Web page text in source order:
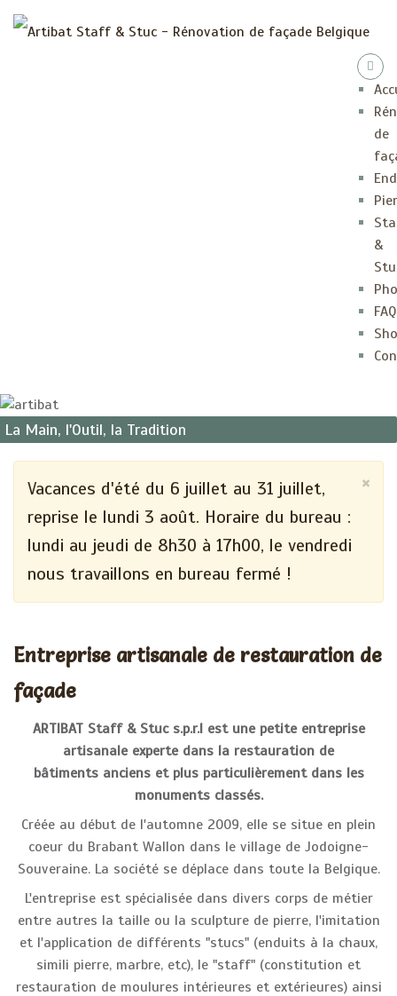
de
&
FAQ
La Main, l'Outil, la Tradition
×
Vacances d'été du 6 juillet au 31 juillet,
reprise le lundi 3 août. Horaire du bureau :
lundi au jeudi de 8h30 à 17h00, le vendredi
nous travaillons en bureau fermé !
Entreprise artisanale de restauration de
façade
ARTIBAT Staff & Stuc s.p.r.l est une petite entreprise
artisanale experte dans la restauration de
bâtiments anciens et plus particulièrement dans les
monuments classés.
Créée au début de l'automne 2009, elle se situe en plein
coeur du Brabant Wallon dans le village de Jodoigne-
Souveraine. La société se déplace dans toute la Belgique.
L'entreprise est spécialisée dans divers corps de métier
entre autres la taille ou la sculpture de pierre, l'imitation
et l'application de différents "stucs" (enduits à la chaux,
simili pierre, marbre, etc), le "staff" (constitution et
restauration de moulures intérieures et extérieures) ainsi